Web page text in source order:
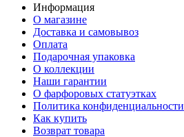
Информация
О магазине
Доставка и самовывоз
Оплата
Подарочная упаковка
О коллекции
Наши гарантии
О фарфоровых статуэтках
Политика конфиденциальности
Как купить
Возврат товара